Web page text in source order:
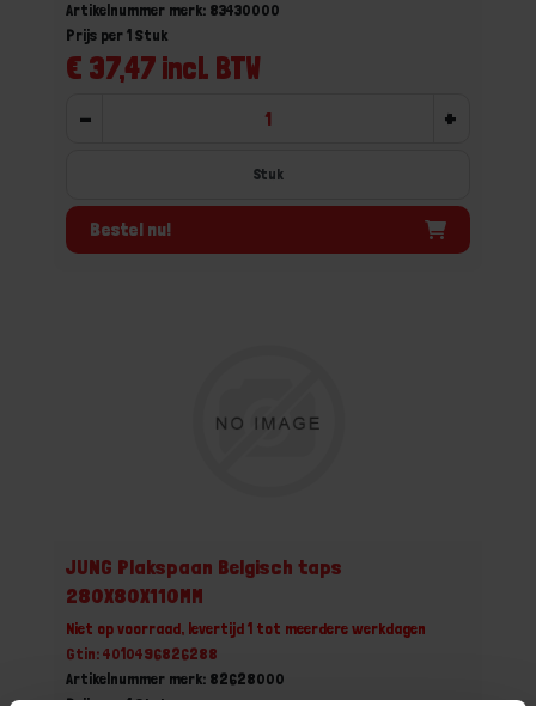
Artikelnummer merk: 83430000
€ 37,47 incl. BTW
Prijs per 1 Stuk
- +
Stuk
Bestel nu!
JUNG Plakspaan Belgisch taps
280X80X110MM
Niet op voorraad, levertijd 1 tot meerdere werkdagen
Gtin: 4010496826288
Artikelnummer merk: 82628000